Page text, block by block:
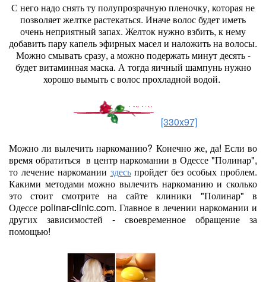
С него надо снять ту полупрозрачную пленочку, которая не
позволяет желтке растекаться. Иначе волос будет иметь
очень неприятный запах. Желток нужно взбить, к нему
добавить пару капель эфирных масел и наложить на волосы.
Можно смывать сразу, а можно подержать минут десять -
будет витаминная маска. А тогда яичный шампунь нужно
хорошо вымыть с волос прохладной водой.
[330x97]
Можно ли вылечить наркоманию? Конечно же, да! Если во
время обратиться в центр наркомании в Одессе "Полинар",
то лечение наркомании здесьпройдет без особых проблем.
Какими методами можно вылечить наркоманию и сколько
это стоит смотрите на сайте клиники "Полинар" в
Одессе polinar-clinic.com. Главное в лечении наркомании и
других зависимостей - своевременное обращение за
помощью!